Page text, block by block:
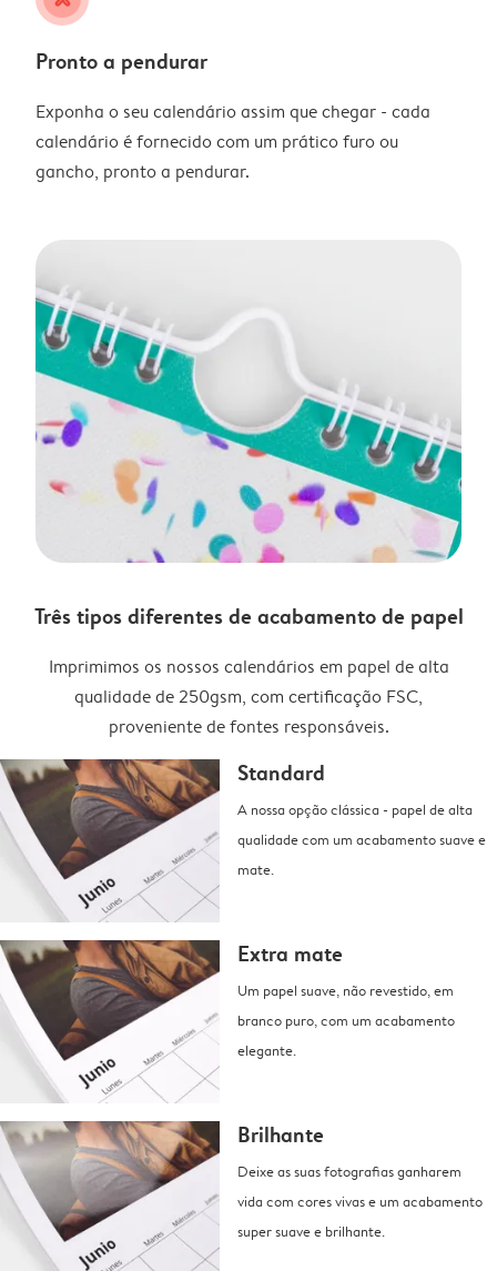
Pronto a pendurar
Exponha o seu calendário assim que chegar - cada
calendário é fornecido com um prático furo ou
gancho, pronto a pendurar.
Três tipos diferentes de acabamento de papel
Imprimimos os nossos calendários em papel de alta
qualidade de 250gsm, com certificação FSC,
proveniente de fontes responsáveis.
Standard
A nossa opção clássica - papel de alta
qualidade com um acabamento suave e
mate.
Extra mate
Um papel suave, não revestido, em
branco puro, com um acabamento
elegante.
Brilhante
Deixe as suas fotografias ganharem
vida com cores vivas e um acabamento
super suave e brilhante.